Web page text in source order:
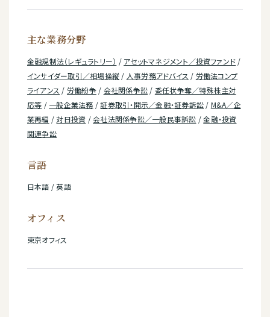
主な業務分野
金融規制法（レギュラトリー） / アセットマネジメント／投資ファンド /
インサイダー取引／相場操縦 / 人事労務アドバイス / 労働法コンプ
ライアンス / 労働紛争/ 会社関係争訟 / 委任状争奪／特殊株主対
応等 / 一般企業法務 /証券取引・開示／金融・証券訴訟 / M&A／企
業再編 /対日投資 /会社法関係争訟／一般民事訴訟 /金融・投資
関連争訟
言語
日本語 / 英語
オフィス
東京オフィス